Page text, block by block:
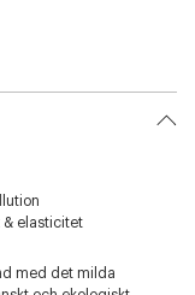
& elasticitet
med det milda